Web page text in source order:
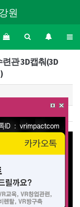
원
관 3D캡춰(3D